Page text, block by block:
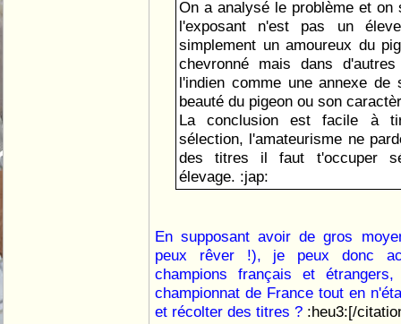
On a analysé le problème et on
l'exposant n'est pas un
simplement un amoureux du
chevronné mais dans
l'indien comme une annexe de
beauté du pigeon ou son
La conclusion est facile à
sélection, l'amateurisme ne
des titres il faut t'occuper
élevage. :jap:
En supposant avoir de gros
peux rêver !), je peux donc
champions français et
championnat de France tout en
et récolter des titres ? :heu3:[/